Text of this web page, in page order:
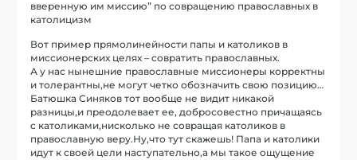
вверенную им миссию” по совращению православных в
католицизм
Вот пример прямолинейности папы и католиков в
миссионерских целях – совратить православных.
А у нас нынешние православные миссионеры корректны
и толерантны,не могут четко обозначить свою позицию…
Батюшка Синяков тот вообще не видит никакой
разницы,и преодолевает ее, добросовестно причащаясь
с католиками,нисколько не совращая католиков в
православную веру.Ну,что тут скажешь! Папа и католики
идут к своей цели наступательно,а мы такое ощущение